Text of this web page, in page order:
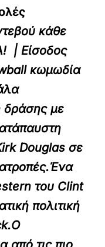
κάθε
| Είσοδος
κωμωδία
με
Douglas σε
του Clint
πολιτική